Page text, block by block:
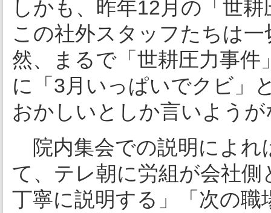
しかも、昨年12月の「世
この社外スタッフたちは
然、まるで「世耕圧力事
に「3月いっぱいでクビ」
おかしいとしか言いよう
院内集会での説明によれ
て、テレ朝に労組が会社
丁寧に説明する」「次の